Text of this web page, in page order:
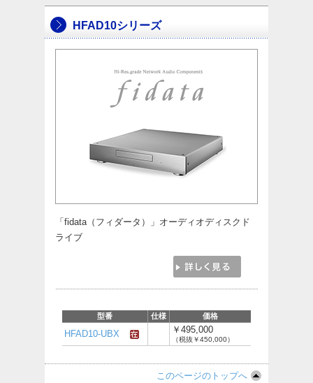
HFAD10シリーズ
「fidata（フィダータ）」オーディオディスクド
ライブ
型番 仕様 価格
HFAD10-UBX ￥495,000
（税抜￥450,000）
このページのトップへ